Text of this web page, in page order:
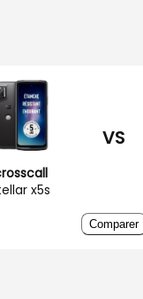
x5s
VS
Comparer